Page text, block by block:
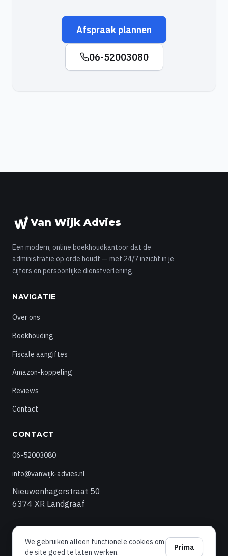
Afspraak plannen
06-52003080
Van Wijk Advies
Een modern, online boekhoudkantoor dat de
administratie op orde houdt — met 24/7 inzicht in je
cijfers en persoonlijke dienstverlening.
NAVIGATIE
Over ons
Boekhouding
Fiscale aangiftes
Amazon-koppeling
Reviews
Contact
CONTACT
06-52003080
info@vanwijk-advies.nl
Nieuwenhagerstraat 50
6374 XR Landgraaf
© 2026 Van Wijk Advies
We gebruiken alleen functionele cookies om
de site goed te laten werken.
Prima